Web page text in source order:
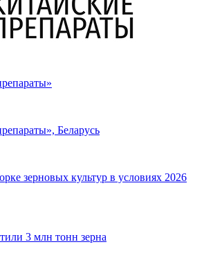
Беларусь
зерновых культур в условиях 2026
3 млн тонн зерна